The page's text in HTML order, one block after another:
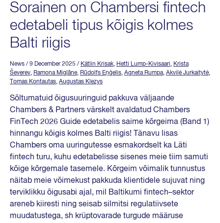
Sorainen on Chambersi fintech
edetabeli tipus kõigis kolmes
Balti riigis
News / 9 December 2025 / Kätlin Krisak, Hetti Lump-Kivisaari, Krista
Ševerev, Ramona Miglāne, Rūdolfs Eņģelis, Agneta Rumpa, Akvilė Jurkaitytė,
Tomas Kontautas, Augustas Klezys
Sõltumatuid õigusuuringuid pakkuva väljaande
Chambers & Partners värskelt avaldatud Chambers
FinTech 2026 Guide edetabelis saime kõrgeima (Band 1)
hinnangu kõigis kolmes Balti riigis! Tänavu lisas
Chambers oma uuringutesse esmakordselt ka Läti
fintech turu, kuhu edetabelisse sisenes meie tiim samuti
kõige kõrgemale tasemele. Kõrgeim võimalik tunnustus
näitab meie võimekust pakkuda klientidele sujuvat ning
terviklikku õigusabi ajal, mil Baltikumi fintech–sektor
areneb kiiresti ning seisab silmitsi regulatiivsete
muudatustega, sh krüptovarade turgude määruse